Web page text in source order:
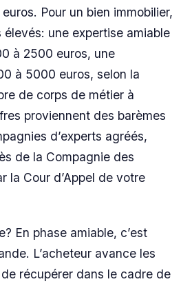
Pour un bien immobilier,
une expertise amiable
à 2500 euros, une
à 5000 euros, selon la
de corps de métier à
proviennent des barèmes
d’experts agréés,
de la Compagnie des
la Cour d’Appel de votre
En phase amiable, c’est
L’acheteur avance les
récupérer dans le cadre de